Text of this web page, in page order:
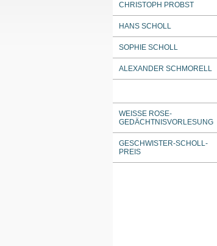
CHRISTOPH PROBST
HANS SCHOLL
SOPHIE SCHOLL
ALEXANDER SCHMORELL
WEISSE ROSE-G
EDÄCHTNISVORLESUNG
GESCHWISTER-SCHOLL-
PREIS